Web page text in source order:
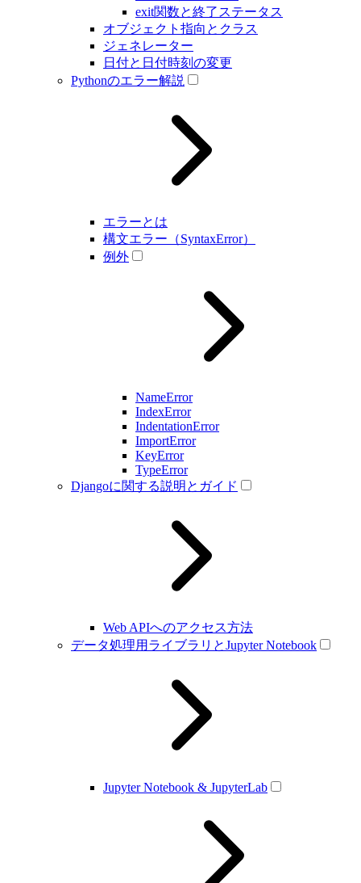
exit関数と終了ステータス
オブジェクト指向とクラス
ジェネレーター
日付と日付時刻の変更
Pythonのエラー解説
エラーとは
構文エラー（SyntaxError）
例外
NameError
IndexError
IndentationError
ImportError
KeyError
TypeError
Djangoに関する説明とガイド
Web APIへのアクセス方法
データ処理用ライブラリとJupyter Notebook
Jupyter Notebook & JupyterLab